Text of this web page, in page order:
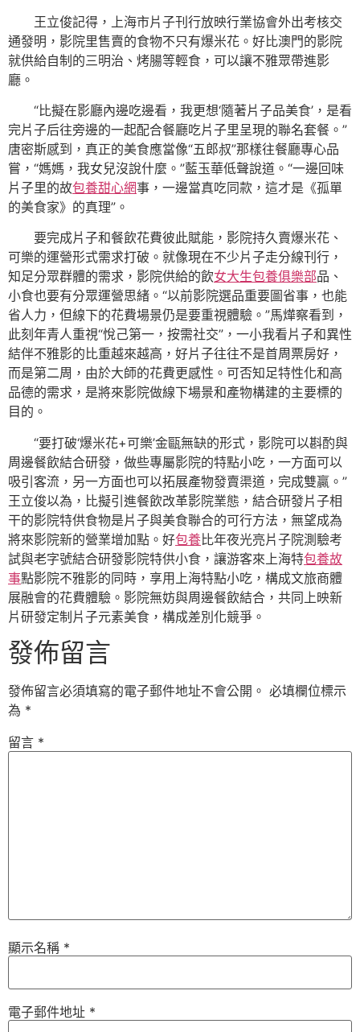
王立俊記得，上海市片子刊行放映行業協會外出考核交
通發明，影院里售賣的食物不只有爆米花。好比澳門的影院
就供給自制的三明治、烤腸等輕食，可以讓不雅眾帶進影
廳。
“比擬在影廳內邊吃邊看，我更想‘隨著片子品美食’，是看
完片子后往旁邊的一起配合餐廳吃片子里呈現的聯名套餐。”
唐密斯感到，真正的美食應當像“五郎叔”那樣往餐廳專心品
嘗，“媽媽，我女兒沒說什麼。”藍玉華低聲說道。“一邊回味
片子里的故包養甜心網事，一邊當真吃同款，這才是《孤單
的美食家》的真理”。
要完成片子和餐飲花費彼此賦能，影院持久賣爆米花、
可樂的運營形式需求打破。就像現在不少片子走分線刊行，
知足分眾群體的需求，影院供給的飲女大生包養俱樂部品、
小食也要有分眾運營思緒。“以前影院選品重要圖省事，也能
省人力，但線下的花費場景仍是要重視體驗。”馬燁察看到，
此刻年青人重視“悅己第一，按需社交”，一小我看片子和異性
結伴不雅影的比重越來越高，好片子往往不是首周票房好，
而是第二周，由於大師的花費更感性。可否知足特性化和高
品德的需求，是將來影院做線下場景和產物構建的主要標的
目的。
“要打破‘爆米花+可樂’金甌無缺的形式，影院可以斟酌與
周邊餐飲結合研發，做些專屬影院的特點小吃，一方面可以
吸引客流，另一方面也可以拓展產物發賣渠道，完成雙贏。”
王立俊以為，比擬引進餐飲改革影院業態，結合研發片子相
干的影院特供食物是片子與美食聯合的可行方法，無望成為
將來影院新的營業增加點。好包養比年夜光亮片子院測驗考
試與老字號結合研發影院特供小食，讓游客來上海特包養故
事點影院不雅影的同時，享用上海特點小吃，構成文旅商體
展融會的花費體驗。影院無妨與周邊餐飲結合，共同上映新
片研發定制片子元素美食，構成差別化競爭。
發佈留言
發佈留言必須填寫的電子郵件地址不會公開。 必填欄位標示
為 *
留言 *
顯示名稱 *
電子郵件地址 *